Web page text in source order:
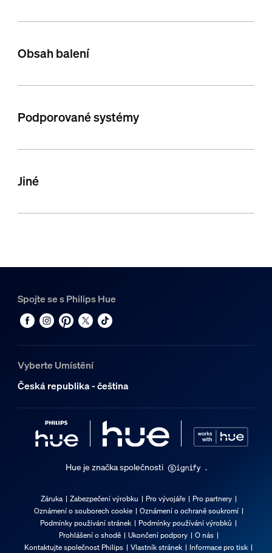
Obsah balení
Podporované systémy
Jiné
Spojte se s Philips Hue
Vyberte Umístění
Česká republika - čeština
Hue je značka společnosti .
Záruka Zabezpečení výrobku Pro vývojáře
Pro partnery
Oznámení o souborech cookie
Oznámení o ochraně soukromí
Podmínky používání stránek
Podmínky používání výrobků
Prohlášení o shodě
Ukončení podpory
O nás
Kontaktujte společnost Philips
Vlastník stránek Informace pro tisk